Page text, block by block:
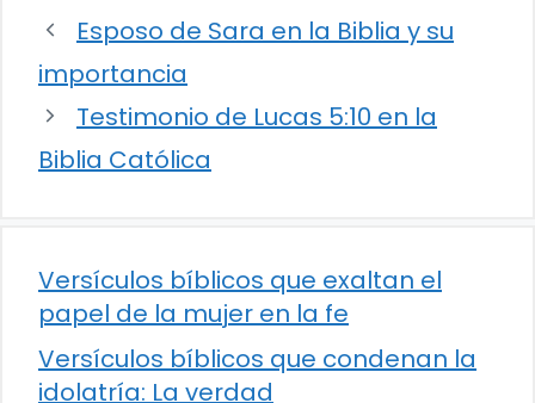
Esposo de Sara en la Biblia y su
importancia
Testimonio de Lucas 5:10 en la
Biblia Católica
Versículos bíblicos que exaltan el
papel de la mujer en la fe
Versículos bíblicos que condenan la
idolatría: La verdad